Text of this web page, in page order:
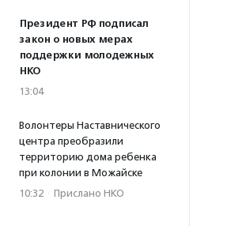
Президент РФ подписал
закон о новых мерах
поддержки молодежных
НКО
13:04
Волонтеры Наставнического
центра преобразили
территорию дома ребенка
при колонии в Можайске
10:32 · Прислано НКО